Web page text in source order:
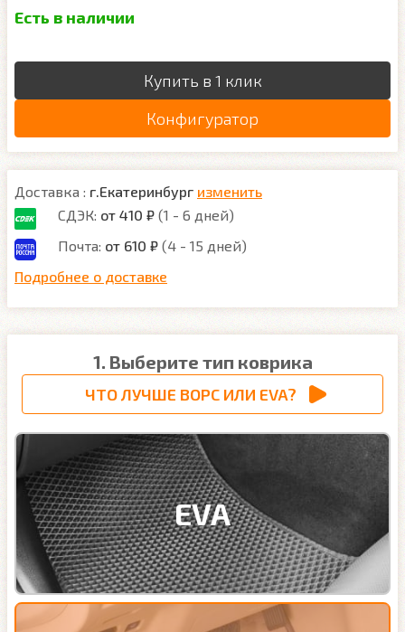
Есть в наличии
Купить в 1 клик
Конфигуратор
Доставка : г.Екатеринбург изменить
СДЭК: от 410 ₽ (1 - 6 дней)
Почта: от 610 ₽ (4 - 15 дней)
Подробнее о доставке
1. Выберите тип коврика
ЧТО ЛУЧШЕ ВОРС ИЛИ EVA?
EVA